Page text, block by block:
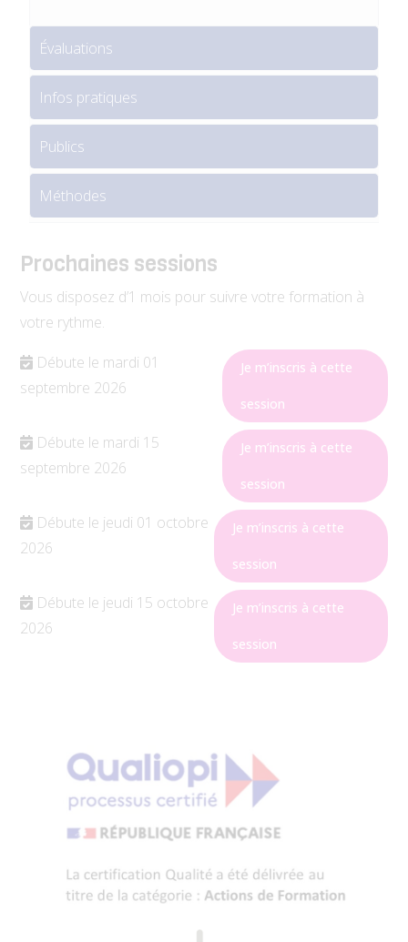
Évaluations
Infos pratiques
Publics
Méthodes
Prochaines sessions
Vous disposez d’1 mois pour suivre votre formation à
votre rythme.
Débute le mardi 01
septembre 2026
Je m’inscris à cette
session
Débute le mardi 15
septembre 2026
Je m’inscris à cette
session
Débute le jeudi 01 octobre
2026
Je m’inscris à cette
session
Débute le jeudi 15 octobre
2026
Je m’inscris à cette
session